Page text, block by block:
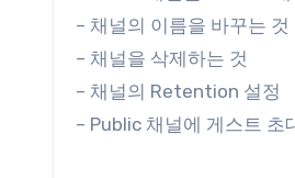
– 채널의 이름을 바꾸는 것
– 채널을 삭제하는 것
– 채널의 Retention 설정
– Public 채널에 게스트 초